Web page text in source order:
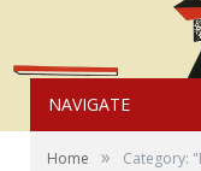
NAVIGATE
Home » Category: